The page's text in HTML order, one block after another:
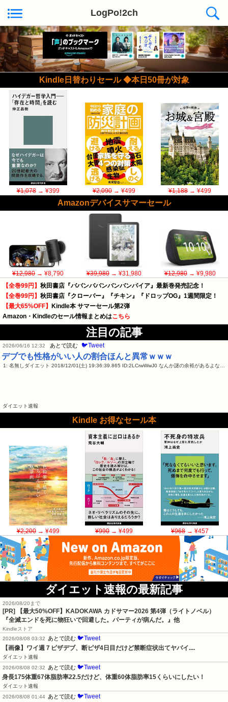
LogPo!2ch
Kindle日替わりセール ◆本日50冊が対象
¥1,078→ ¥399 ¥2,090→ ¥499 ¥1,188→ ¥499
Amazonデバイスサマーセール
¥12,980→ ¥8,790 ¥39,980→ ¥31,980 ¥12,980→ ¥9,980
【全巻99円】 秋田書店『ババンババンバンバンパイア』最新巻発売記念！
【全巻99円】 秋田書店『クローバー』『チキン』『ドロップOG』1週間限定！
【最大65%OFF】 Kindle本 サマーセール第2弾
Amazon・Kindleのセール情報まとめはこちら
注目の記事
2026/06/16 12:32 あとで読む 🐦Tweet
デブでも性格がいい人の割合ほんと異常ｗｗｗ
1: 名無しダイエット 2018/12/01(土) 19:36:39.865 ID:2LCrwWwJ0 なんか謎の余裕があるよな…
ダイエット速報
Kindle お得なセール本
¥2,200→ ¥499 ¥990→ ¥499 ¥968→ ¥457
ダイエット速報の最新記事
2026/08/20まで
[PR]
【最大50%OFF】KADOKAWA カドサマー2026 第4弾（ライトノベル）
『全滅エンドを死に物狂いで回避した。パーティが病んだ。』他
Kindleストア
2026/08/08 03:32
あとで読む 🐦Tweet
【画像】ワイ週７ピザデブ、断ピザ4日目だけど禁断症状出てヤバイ....
ダイエット速報
2026/08/08 02:32
あとで読む 🐦Tweet
身長175体重67体脂肪率22.5だけど、体重60体脂肪率15くらいにしたい！
ダイエット速報
2026/08/08 01:44 あとで読む 🐦Tweet